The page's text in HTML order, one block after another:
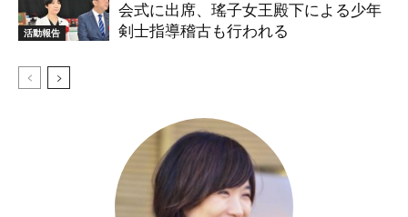
活動報告
会式に出席、瑤子女王殿下による少年
剣士指導稽古も行われる